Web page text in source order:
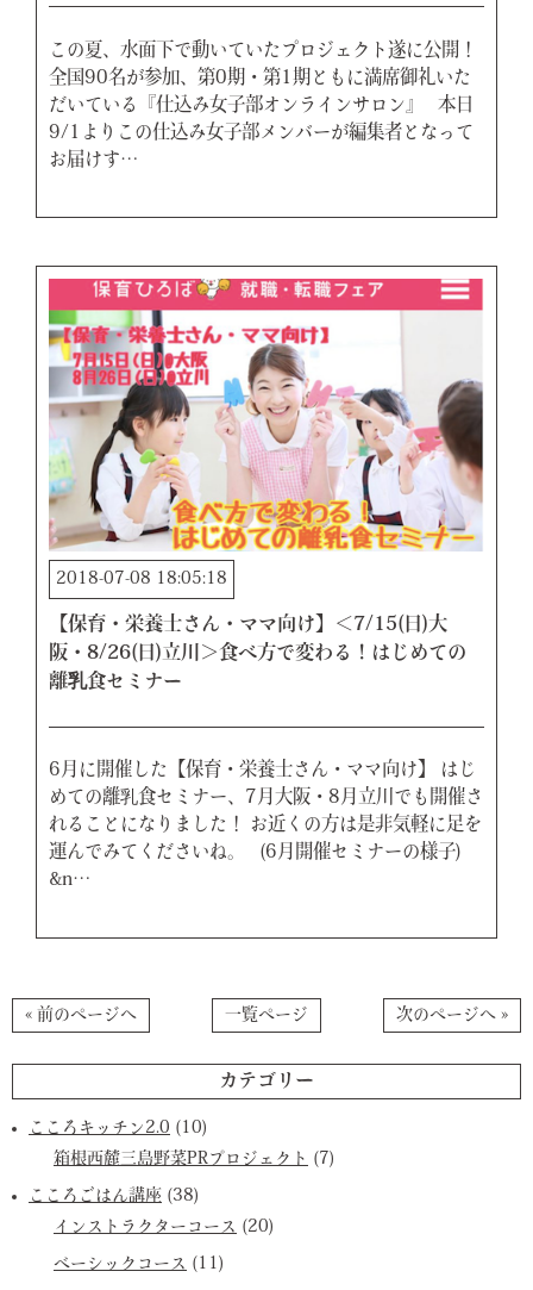
この夏、水面下で動いていたプロジェクト遂に公開！
全国90名が参加、第0期・第1期ともに満席御礼いた
だいている『仕込み女子部オンラインサロン』 本日
9/1よりこの仕込み女子部メンバーが編集者となって
お届けす…
2018-07-08 18:05:18
【保育・栄養士さん・ママ向け】＜7/15(日)大
阪・8/26(日)立川＞食べ方で変わる！はじめての
離乳食セミナー
6月に開催した【保育・栄養士さん・ママ向け】 はじ
めての離乳食セミナー、7月大阪・8月立川でも開催さ
れることになりました！ お近くの方は是非気軽に足を
運んでみてくださいね。 (6月開催セミナーの様子)
&n…
« 前のページへ 一覧ページ 次のページへ »
カテゴリー
こころキッチン2.0 (10)
箱根西麓三島野菜PRプロジェクト (7)
こころごはん講座 (38)
インストラクターコース (20)
ベーシックコース (11)